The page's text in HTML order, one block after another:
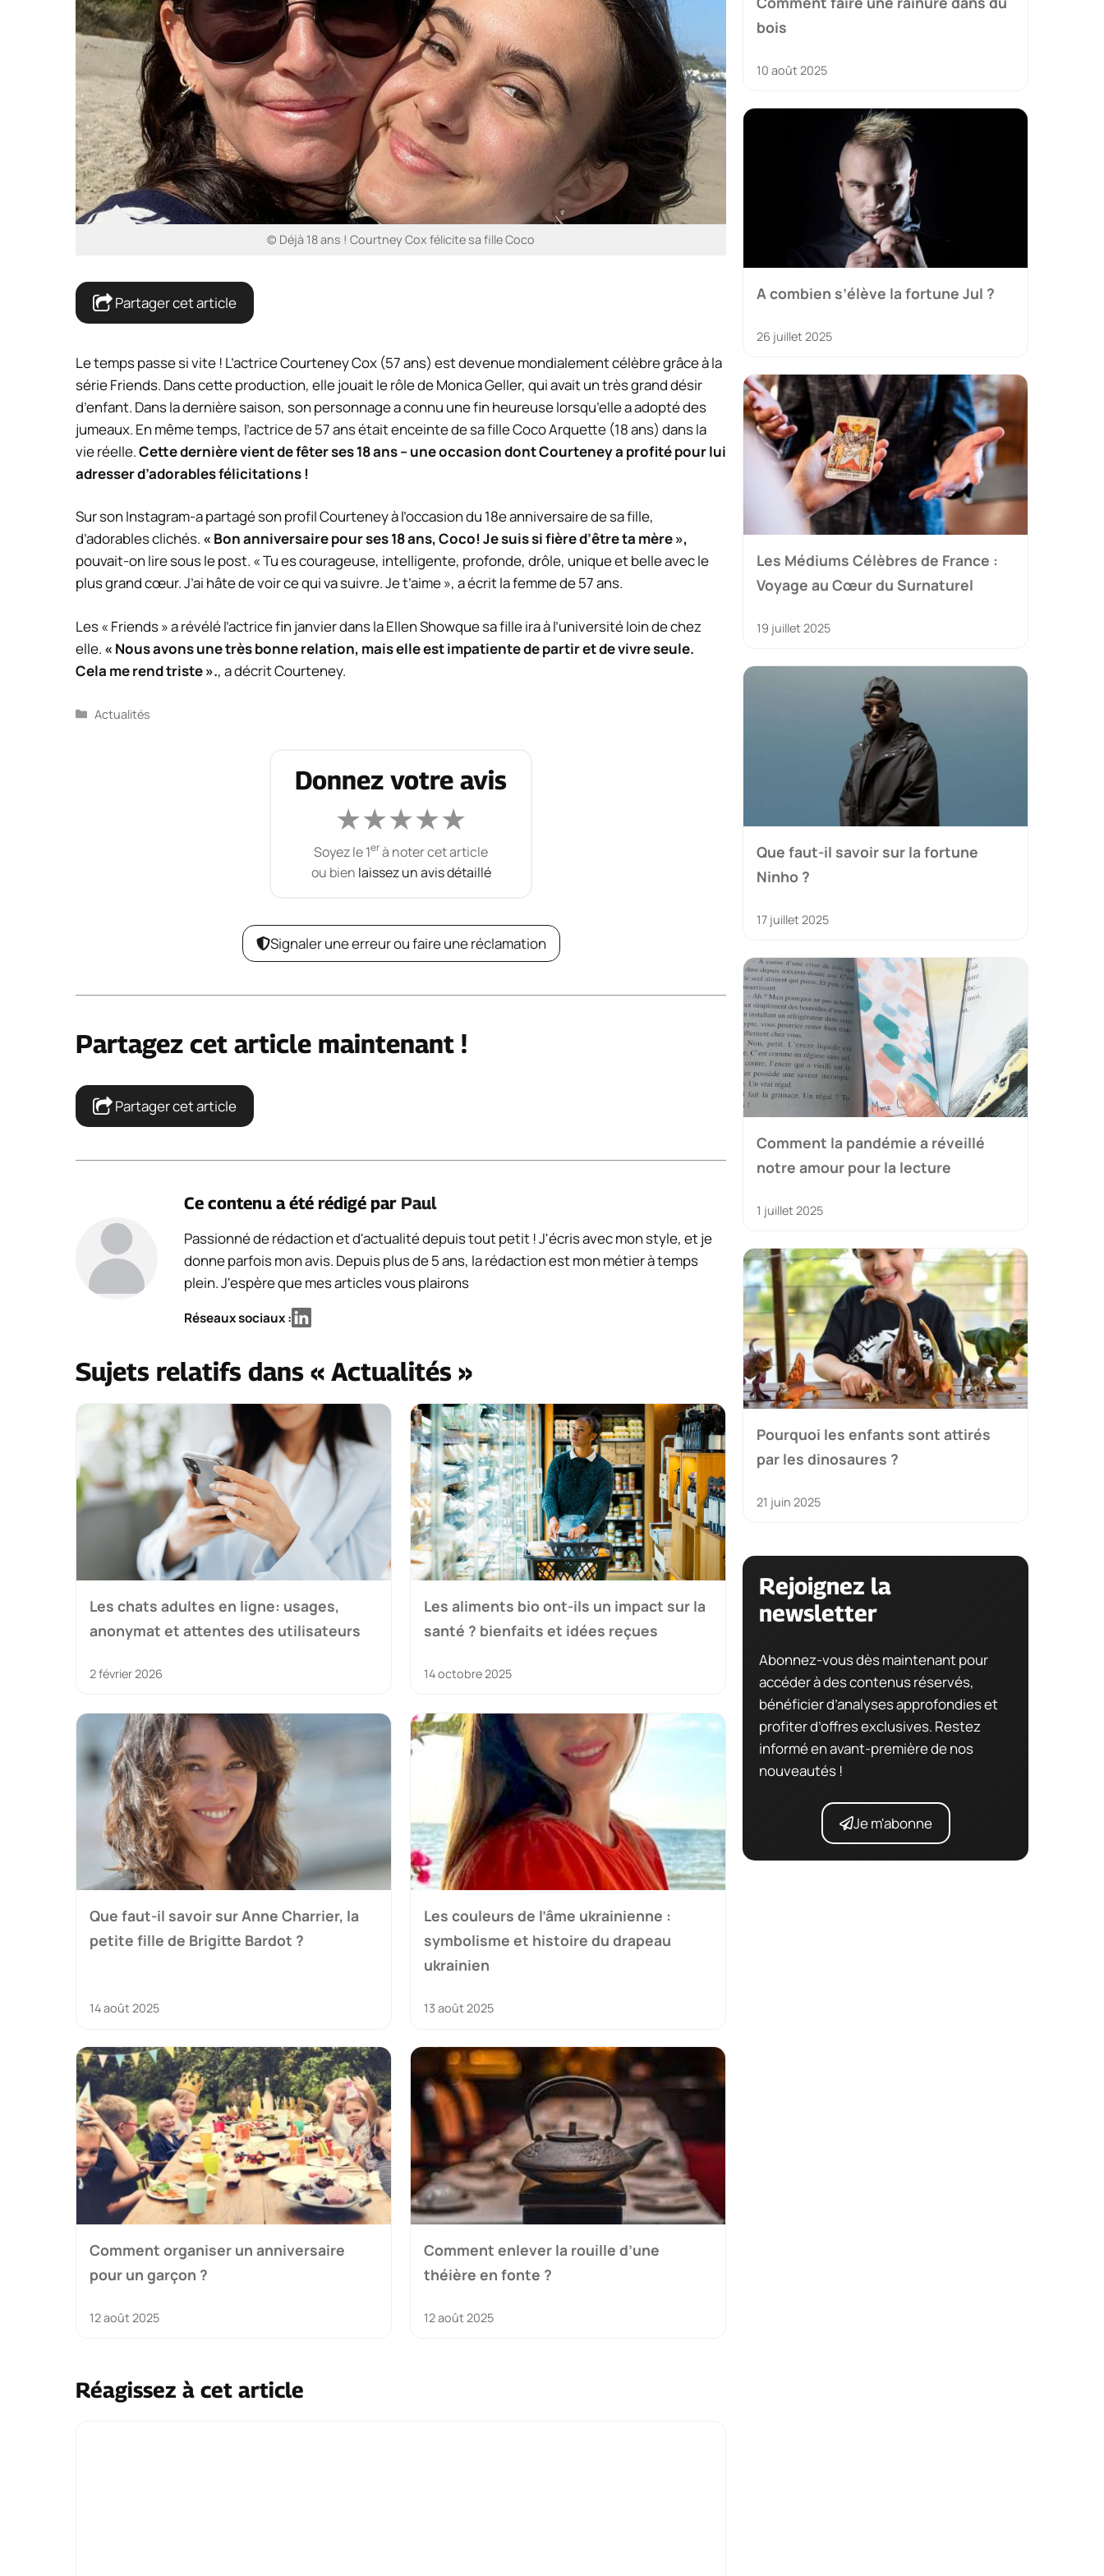
© Déjà 18 ans ! Courtney Cox félicite sa fille Coco
Partager cet article
Le temps passe si vite ! L’actrice Courteney Cox (57 ans) est devenue mondialement célèbre grâce à la
série Friends. Dans cette production, elle jouait le rôle de Monica Geller, qui avait un très grand désir
d’enfant. Dans la dernière saison, son personnage a connu une fin heureuse lorsqu’elle a adopté des
jumeaux. En même temps, l’actrice de 57 ans était enceinte de sa fille Coco Arquette (18 ans) dans la
vie réelle.Cette dernière vient de fêter ses 18 ans – une occasion dont Courteney a profité pour lui
adresser d’adorables félicitations !
Sur son Instagram-a partagé son profilCourteneyà l’occasion du 18e anniversaire de sa fille,
d’adorables clichés. « Bon anniversaire pour ses 18 ans,Coco! Je suis si fière d’être ta mère »,
pouvait-on lire sous le post. « Tu es courageuse, intelligente, profonde, drôle, unique et belle avec le
plus grand cœur. J’ai hâte de voir ce qui va suivre. Je t’aime », a écrit la femme de 57 ans.
Les « Friends» a révélé l’actrice fin janvier dans laEllen Showque sa fille ira à l’université loin de chez
elle. « Nous avons une très bonne relation, mais elle est impatiente de partir et de vivre seule.
Cela me rend triste »., a décritCourteney.
Catégories
Actualités
Donnez votre avis
★★★★★
Soyez le 1erà noter cet article
ou bien laissez un avis détaillé
Signaler une erreur ou faire une réclamation
Partagez cet article maintenant !
Partager cet article
Ce contenu a été rédigé par Paul
Passionné de rédaction et d'actualité depuis tout petit ! J'écris avec mon style, et je
donne parfois mon avis. Depuis plus de 5 ans, la rédaction est mon métier à temps
plein. J'espère que mes articles vous plairons
Réseaux sociaux :
Sujets relatifs dans « Actualités »
Les chats adultes en ligne: usages,
anonymat et attentes des utilisateurs
2 février 2026
Les aliments bio ont-ils un impact sur la
santé ? bienfaits et idées reçues
14 octobre 2025
Que faut-il savoir sur Anne Charrier, la
petite fille de Brigitte Bardot ?
14 août 2025
Les couleurs de l’âme ukrainienne :
symbolisme et histoire du drapeau
ukrainien
13 août 2025
Comment organiser un anniversaire
pour un garçon ?
12 août 2025
Comment enlever la rouille d’une
théière en fonte ?
12 août 2025
Réagissez à cet article
bois
10 août 2025
A combien s’élève la fortune Jul ?
26 juillet 2025
Les Médiums Célèbres de France :
Voyage au Cœur du Surnaturel
19 juillet 2025
Que faut-il savoir sur la fortune
Ninho ?
17 juillet 2025
Comment la pandémie a réveillé
notre amour pour la lecture
1 juillet 2025
Pourquoi les enfants sont attirés
par les dinosaures ?
21 juin 2025
Rejoignez la
newsletter
Abonnez-vous dès maintenant pour
accéder à des contenus réservés,
bénéficier d’analyses approfondies et
profiter d’offres exclusives. Restez
informé en avant-première de nos
nouveautés !
Je m'abonne